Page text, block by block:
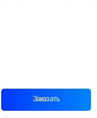
Заказать